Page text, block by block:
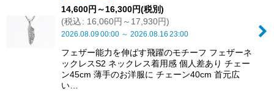
絞り込む
14,600円 ～16,300円(税別)
(税込: 16,060円 ～17,930円)
2026.08.0900:00 ～ 2026.08.16 23:00
フェザー能力を伸ばす飛躍のモチーフ フェザーネ
ックレスS2 ネックレス着用感 個人差あり チェー
ン45cm 薄手のお洋服に チェーン40cm 首元広
い…